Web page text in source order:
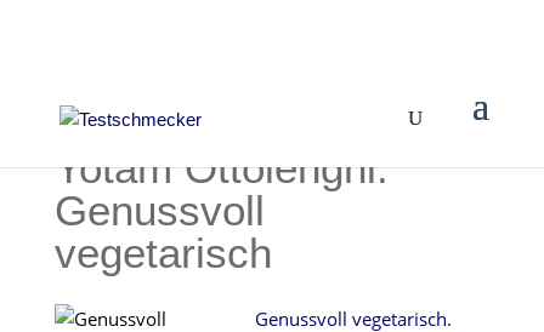
Yotam Ottolenghi:
Genussvoll
vegetarisch
Genussvoll vegetarisch.